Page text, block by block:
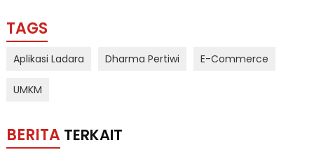
TAGS
Aplikasi Ladara Dharma Pertiwi E-Commerce
UMKM
BERITA TERKAIT